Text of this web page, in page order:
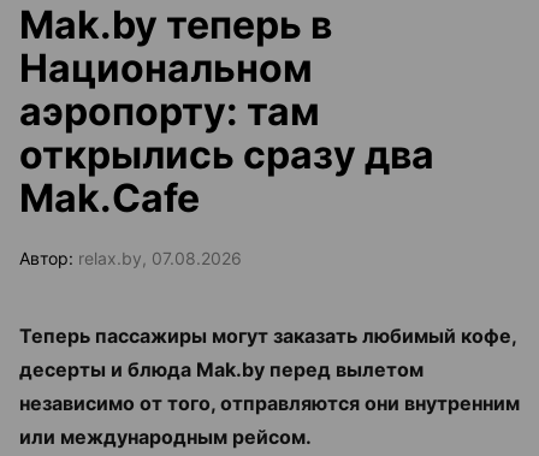
Mak.by теперь в
Национальном
аэропорту: там
открылись сразу два
Mak.Cafe
Автор: relax.by, 07.08.2026
Теперь пассажиры могут заказать любимый кофе,
десерты и блюда Mak.by перед вылетом
независимо от того, отправляются они внутренним
или международным рейсом.